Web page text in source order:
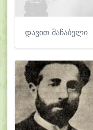
დავით მაჩაბელი